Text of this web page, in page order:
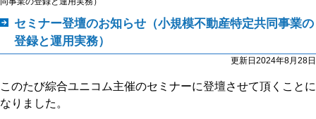
セミナー登壇のお知らせ（小規模不動産特定共同事業の
登録と運用実務）
更新日2024年8月28日
このたび綜合ユニコム主催のセミナーに登壇させて頂くことに
なりました。